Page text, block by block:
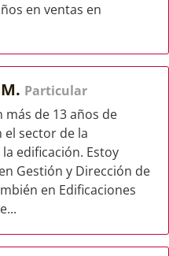
en ventas en
Particular
de 13 años de
el sector de la
edificación. Estoy
Gestión y Dirección de
en Edificaciones